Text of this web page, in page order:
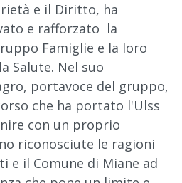
e il Diritto, ha
e rafforzato la
Famiglie e la loro
Salute. Nel suo
portavoce del gruppo,
che ha portato l'Ulss
con un proprio
riconosciute le ragioni
e il Comune di Miane ad